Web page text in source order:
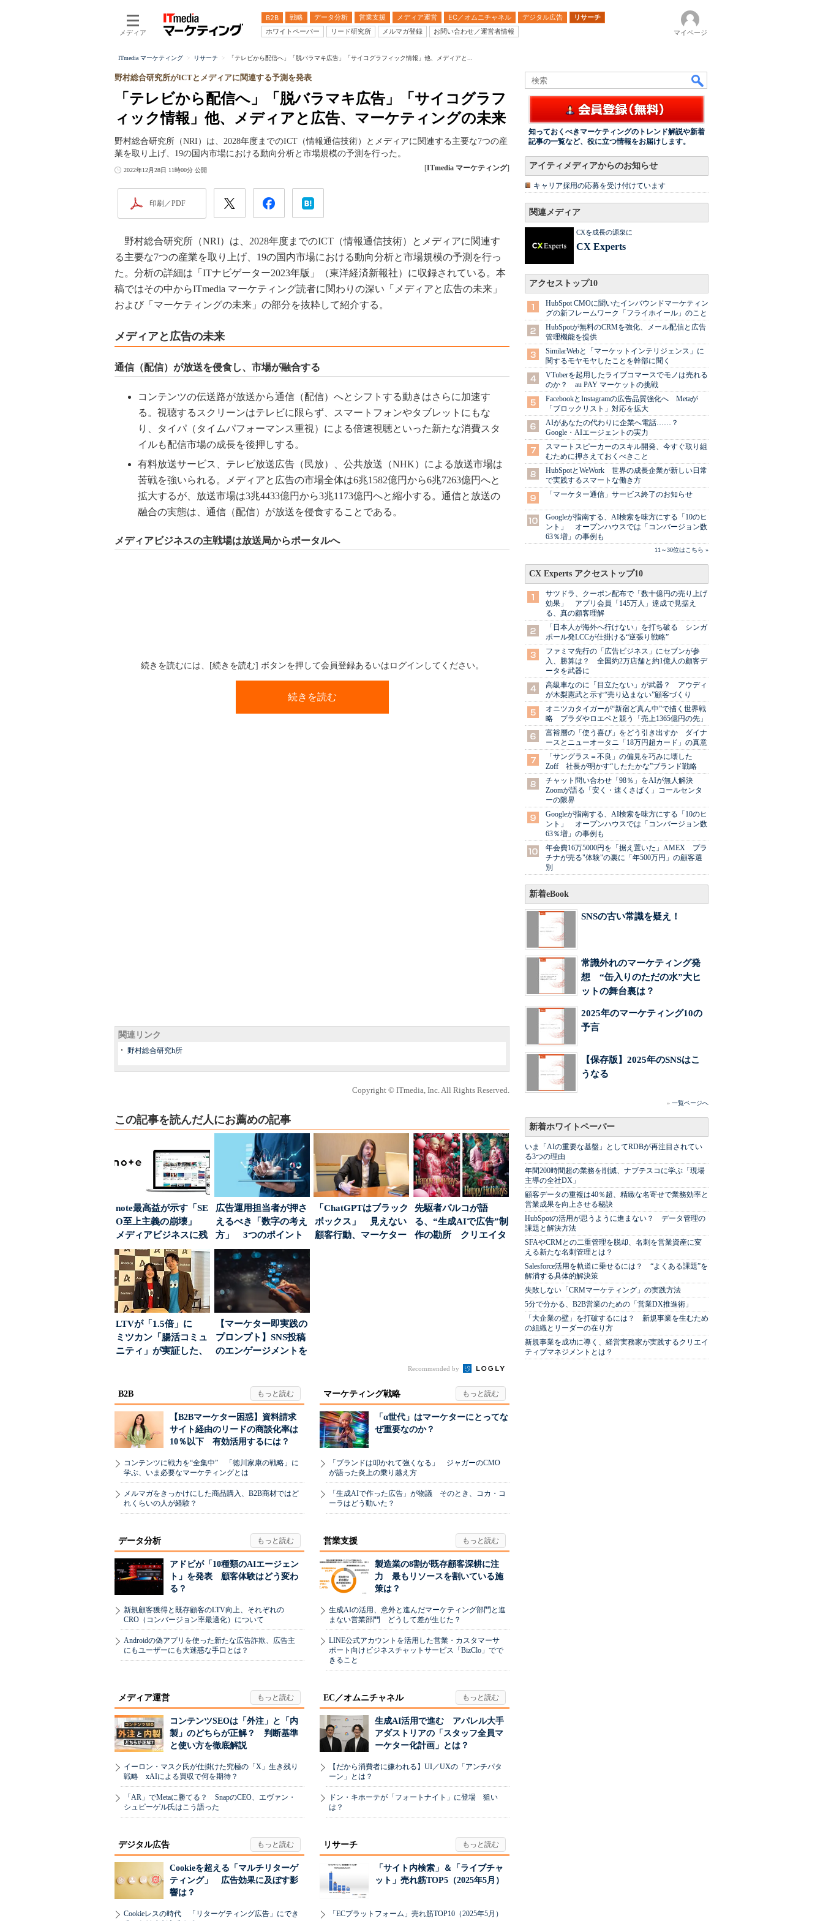
メディア
B2B 戦略 データ分析 営業支援 メディア運営 EC／オムニチャネル デジタル広告
リサーチ
ホワイトペーパー
リード研究所 メルマガ登録 お問い合わせ／運営者情報 マイページ
ITmedia マーケティング リサーチ 「テレビから配信へ」「脱バラマキ広告」「サイコグラフィック情報」他、メディアと...
「テレビから配信へ」「脱バラマキ広告」「サイコグラフ
ィック情報」他、メディアと広告、マーケティングの未来
野村総合研究所がICTとメディアに関連する予測を発表
野村総合研究所（NRI）は、2028年度までのICT（情報通信技術）とメディアに関連する主要な7つの産
業を取り上げ、19の国内市場における動向分析と市場規模の予測を行った。
2022年12月28日 11時00分 公開 [ITmedia マーケティング]
印刷／PDF
野村総合研究所（NRI）は、2028年度までのICT（情報通信技術）とメディアに関連す
る主要な7つの産業を取り上げ、19の国内市場における動向分析と市場規模の予測を行っ
た。分析の詳細は「ITナビゲーター2023年版」（東洋経済新報社）に収録されている。本
稿ではその中からITmedia マーケティング読者に関わりの深い「メディアと広告の未来」
および「マーケティングの未来」の部分を抜粋して紹介する。
メディアと広告の未来
通信（配信）が放送を侵食し、市場が融合する
コンテンツの伝送路が放送から通信（配信）へとシフトする動きはさらに加速す
る。視聴するスクリーンはテレビに限らず、スマートフォンやタブレットにもな
り、タイパ（タイムパフォーマンス重視）による倍速視聴といった新たな消費スタ
イルも配信市場の成長を後押しする。
有料放送サービス、テレビ放送広告（民放）、公共放送（NHK）による放送市場は
苦戦を強いられる。メディアと広告の市場全体は6兆1582億円から6兆7263億円へと
拡大するが、放送市場は3兆4433億円から3兆1173億円へと縮小する。通信と放送の
融合の実態は、通信（配信）が放送を侵食することである。
メディアビジネスの主戦場は放送局からポータルへ
続きを読むには、[続きを読む] ボタンを押して会員登録あるいはログインしてください。
続きを読む
関連リンク
野村総合研究h所
Copyright © ITmedia, Inc. All Rights Reserved.
この記事を読んだ人にお薦めの記事
note最高益が示す「SE
O至上主義の崩壊」
メディアビジネスに残
された“勝ち筋...
広告運用担当者が押さ
えるべき「数字の考え
方」 3つのポイント
とは
「ChatGPTはブラック
ボックス」 見えない
顧客行動、マーケター
先駆者パルコが語
る、“生成AIで広告”制
作の勘所 クリエイタ
LTVが「1.5倍」に
ミツカン「腸活コミュ
ニティ」が実証した、
【マーケター即実践の
プロンプト】SNS投稿
のエンゲージメントを
Recommended by
B2B
【B2Bマーケター困惑】資料請求
サイト経由のリードの商談化率は
10％以下 有効活用するには？
コンテンツに戦力を“全集中” 「徳川家康の戦略」に
学ぶ、いま必要なマーケティングとは
メルマガをきっかけにした商品購入、B2B商材ではど
れくらいの人が経験？
マーケティング戦略
「α世代」はマーケターにとってな
ぜ重要なのか？
「ブランドは叩かれて強くなる」 ジャガーのCMO
が語った炎上の乗り越え方
「生成AIで作った広告」が物議 そのとき、コカ・コ
ーラはどう動いた？
データ分析
アドビが「10種類のAIエージェン
ト」を発表 顧客体験はどう変わ
る？
新規顧客獲得と既存顧客のLTV向上、それぞれの
CRO（コンバージョン率最適化）について
Androidの偽アプリを使った新たな広告詐欺、広告主
にもユーザーにも大迷惑な手口とは？
営業支援
製造業の8割が既存顧客深耕に注
力 最もリソースを割いている施
策は？
生成AIの活用、意外と進んだマーケティング部門と進
まない営業部門 どうして差が生じた？
LINE公式アカウントを活用した営業・カスタマーサ
ポート向けビジネスチャットサービス「BizClo」でで
きること
メディア運営
コンテンツSEOは「外注」と「内
製」のどちらが正解？ 判断基準
と使い方を徹底解説
イーロン・マスク氏が仕掛けた究極の「X」生き残り
戦略 xAIによる買収で何を期待？
「AR」でMetaに勝てる？ SnapのCEO、エヴァン・
シュピーゲル氏はこう語った
EC／オムニチャネル
生成AI活用で進む アパレル大手
アダストリアの「スタッフ全員マ
ーケター化計画」とは？
【だから消費者に嫌われる】UI／UXの「アンチパタ
ーン」とは？
ドン・キホーテが「フォートナイト」に登場 狙い
は？
デジタル広告
Cookieを超える「マルチリターゲ
ティング」 広告効果に及ぼす影
響は？
Cookieレスの時代 「リターゲティング広告」にでき
リサーチ
「サイト内検索」＆「ライブチャ
ット」売れ筋TOP5（2025年5月）
「ECプラットフォーム」売れ筋TOP10（2025年5月）
知っておくべきマーケティングのトレンド解説や新着
記事の一覧など、役に立つ情報をお届けします。
アイティメディアからのお知らせ
キャリア採用の応募を受け付けています
関連メディア
CXを成長の源泉に
CX Experts
アクセストップ10
HubSpot CMOに聞いたインバウンドマーケティン
グの新フレームワーク「フライホイール」のこと
HubSpotが無料のCRMを強化、メール配信と広告
管理機能を提供
SimilarWebと「マーケットインテリジェンス」に
関するモヤモヤしたことを幹部に聞く
VTuberを起用したライブコマースでモノは売れる
のか？ au PAY マーケットの挑戦
FacebookとInstagramの広告品質強化へ Metaが
「ブロックリスト」対応を拡大
AIがあなたの代わりに企業へ電話……？
Google・AIエージェントの実力
スマートスピーカーのスキル開発、今すぐ取り組
むために押さえておくべきこと
HubSpotとWeWork 世界の成長企業が新しい日常
で実践するスマートな働き方
「マーケター通信」サービス終了のお知らせ
Googleが指南する、AI検索を味方にする「10のヒ
ント」 オープンハウスでは「コンバージョン数
63％増」の事例も
11～30位はこちら »
CX Experts アクセストップ10
サツドラ、クーポン配布で「数十億円の売り上げ
効果」 アプリ会員「145万人」達成で見据え
る、真の顧客理解
「日本人が海外へ行けない」を打ち破る シンガ
ポール発LCCが仕掛ける“逆張り戦略”
ファミマ先行の「広告ビジネス」にセブンが参
入、勝算は？ 全国約2万店舗と約1億人の顧客デ
ータを武器に
高級車なのに「目立たない」が武器？ アウディ
が木梨憲武と示す“売り込まない”顧客づくり
オニツカタイガーが“新宿ど真ん中”で描く世界戦
略 プラダやロエベと競う「売上1365億円の先」
富裕層の「使う喜び」をどう引き出すか ダイナ
ースとニューオータニ「18万円超カード」の真意
「サングラス＝不良」の偏見を巧みに壊した
Zoff 社長が明かす“したたかな”ブランド戦略
チャット問い合わせ「98％」をAIが無人解決
Zoomが語る「安く・速くさばく」コールセンタ
ーの限界
Googleが指南する、AI検索を味方にする「10のヒ
ント」 オープンハウスでは「コンバージョン数
63％増」の事例も
年会費16万5000円を「据え置いた」AMEX プラ
チナが売る"体験"の裏に「年500万円」の顧客選
別
新着eBook
SNSの古い常識を疑え！
常識外れのマーケティング発
想 “缶入りのただの水”大ヒ
ットの舞台裏は？
2025年のマーケティング10の
予言
【保存版】2025年のSNSはこ
うなる
» 一覧ページへ
新着ホワイトペーパー
いま「AIの重要な基盤」としてRDBが再注目されてい
る3つの理由
年間200時間超の業務を削減、ナブテスコに学ぶ「現場
主導の全社DX」
顧客データの重複は40％超、精緻な名寄せで業務効率と
営業成果を向上させる秘訣
HubSpotの活用が思うように進まない？ データ管理の
課題と解決方法
SFAやCRMとの二重管理を脱却、名刺を営業資産に変
える新たな名刺管理とは？
Salesforce活用を軌道に乗せるには？ “よくある課題”を
解消する具体的解決策
失敗しない「CRMマーケティング」の実践方法
5分で分かる、B2B営業のための「営業DX推進術」
「大企業の壁」を打破するには？ 新規事業を生むため
の組織とリーダーの在り方
新規事業を成功に導く、経営実務家が実践するクリエイ
ティブマネジメントとは？